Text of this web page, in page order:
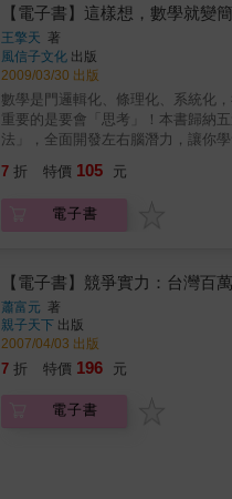
易的文章創意包裝術，可從三方面
在閱讀上更加順暢輕鬆，並達到提
【電子書】這樣想，數學就變
王擎天 著
風信子文化 出版
2009/03/30 出版
數學是門邏輯化、條理化、系統化
重要的是要會「思考」！本書歸納
法」，全面開發左右腦潛力，讓你
就是實驗精神，數學的發展是由實
是再大、再複雜的問題，也可以切
覺得數學式子困難，常常就是因為
到這裡大家可能會產生一個疑問，
減、乘、除」四則運算，經過運算
◎邏輯為數學之母演繹的邏輯方法
同階段的數學程度，高中數學或是
之母，所以邏輯使數學的嚴密性獲得
7 折 特價 105 元
電子書
【電子書】競爭實力：台灣百
蕭富元 著
親子天下 出版
2007/04/03 出版
7 折 特價 196 元
電子書